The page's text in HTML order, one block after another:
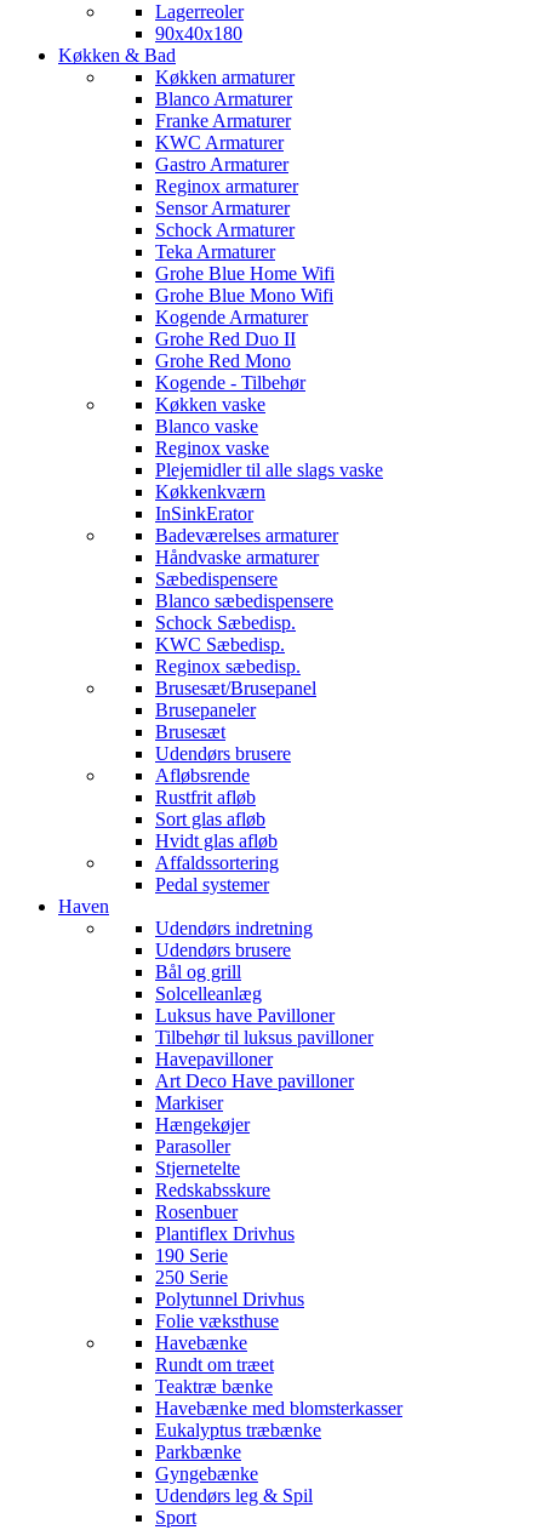
Lagerreoler
90x40x180
Køkken & Bad
Køkken armaturer
Blanco Armaturer
Franke Armaturer
KWC Armaturer
Gastro Armaturer
Reginox armaturer
Sensor Armaturer
Schock Armaturer
Teka Armaturer
Grohe Blue Home Wifi
Grohe Blue Mono Wifi
Kogende Armaturer
Grohe Red Duo II
Grohe Red Mono
Kogende - Tilbehør
Køkken vaske
Blanco vaske
Reginox vaske
Plejemidler til alle slags vaske
Køkkenkværn
InSinkErator
Badeværelses armaturer
Håndvaske armaturer
Sæbedispensere
Blanco sæbedispensere
Schock Sæbedisp.
KWC Sæbedisp.
Reginox sæbedisp.
Brusesæt/Brusepanel
Brusepaneler
Brusesæt
Udendørs brusere
Afløbsrende
Rustfrit afløb
Sort glas afløb
Hvidt glas afløb
Affaldssortering
Pedal systemer
Haven
Udendørs indretning
Udendørs brusere
Bål og grill
Solcelleanlæg
Luksus have Pavilloner
Tilbehør til luksus pavilloner
Havepavilloner
Art Deco Have pavilloner
Markiser
Hængekøjer
Parasoller
Stjernetelte
Redskabsskure
Rosenbuer
Plantiflex Drivhus
190 Serie
250 Serie
Polytunnel Drivhus
Folie væksthuse
Havebænke
Rundt om træet
Teaktræ bænke
Havebænke med blomsterkasser
Eukalyptus træbænke
Parkbænke
Gyngebænke
Udendørs leg & Spil
Sport